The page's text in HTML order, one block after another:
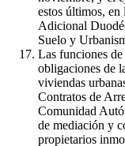
estos últimos,
Adicional
Suelo y
Las funciones
obligaciones de
viviendas
Contratos de
Comunidad
de mediación y
propietarios